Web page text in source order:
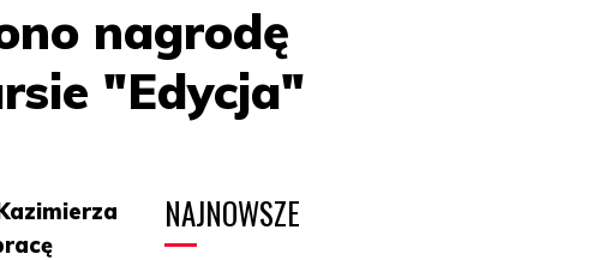
nagrodę
"Edycja"
NAJNOWSZE